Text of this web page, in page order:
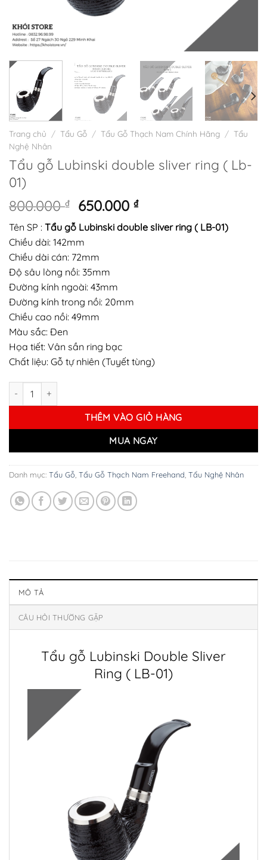
Trang chủ / Tẩu Gỗ / Tẩu Gỗ Thạch Nam Chính Hãng / Tẩu
Nghệ Nhân
Tẩu gỗ Lubinski double sliver ring ( Lb-
01)
800.000₫
Giá
gốc
là:
800.000 ₫.
650.000₫Giá
hiện
tại
Tên SP : Tẩu gỗ Lubinski double sliver ring ( LB-01)
Chiều dài: 142mm
Chiều dài cán: 72mm
Độ sâu lòng nồi: 35mm
Đường kính ngoài: 43mm
Đường kính trong nồi: 20mm
Chiều cao nồi: 49mm
Màu sắc: Đen
Họa tiết: Vân sần ring bạc
Chất liệu: Gỗ tự nhiên (Tuyết tùng)
Tẩu gỗ Lubinski double sliver ring ( Lb-01) số lượng
THÊM VÀO GIỎ HÀNG
MUA NGAY
Danh mục: Tẩu Gỗ Tẩu Gỗ Thạch Nam Freehand Tẩu Nghệ Nhân
MÔ TẢ
CÂU HỎI THƯỜNG GẶP
Tẩu gỗ Lubinski Double Sliver
Ring ( LB-01)